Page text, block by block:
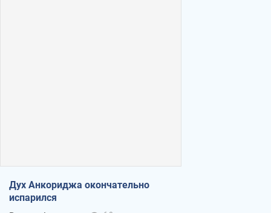
Дух Анкориджа окончательно
испарился